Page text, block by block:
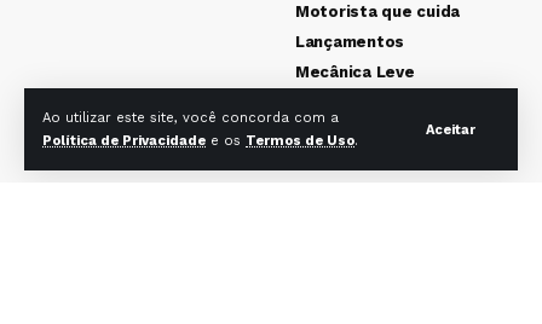
Ao utilizar este site, você concorda com a
Política de Privacidade e os Termos de Uso.
Aceitar
Motorista que cuida
Lançamentos
Mecânica Leve
Colunistas